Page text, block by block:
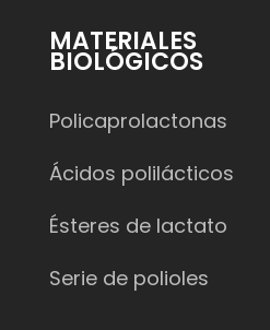
MATERIALES
BIOLÓGICOS
Policaprolactonas
Ácidos polilácticos
Ésteres de lactato
Serie de polioles